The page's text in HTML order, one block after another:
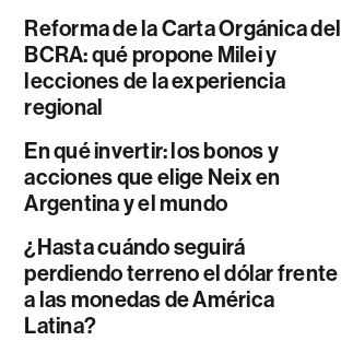
Reforma de la Carta Orgánica del
BCRA: qué propone Milei y
lecciones de la experiencia
regional
En qué invertir: los bonos y
acciones que elige Neix en
Argentina y el mundo
¿Hasta cuándo seguirá
perdiendo terreno el dólar frente
a las monedas de América
Latina?